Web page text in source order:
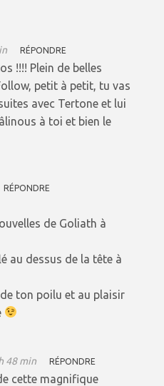
RÉPONDRE
!!!! Plein de belles
petit à petit, tu vas
avec Tertone et lui
à toi et bien le
RÉPONDRE
de Goliath à
au dessus de la tête à
ton poilu et au plaisir
48 min RÉPONDRE
cette magnifique